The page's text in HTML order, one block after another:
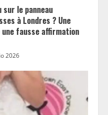
le panneau
à Londres ? Une
fausse affirmation
2026